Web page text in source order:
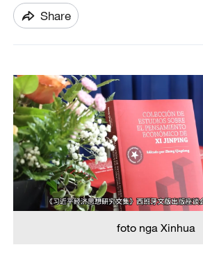
Share
foto nga Xinhua